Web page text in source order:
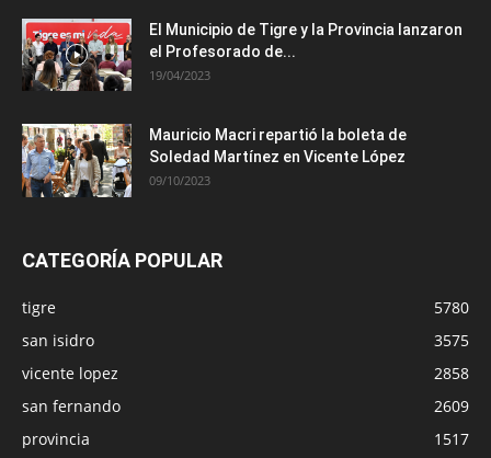
El Municipio de Tigre y la Provincia lanzaron
el Profesorado de...
19/04/2023
Mauricio Macri repartió la boleta de
Soledad Martínez en Vicente López
09/10/2023
CATEGORÍA POPULAR
tigre
5780
san isidro
3575
vicente lopez
2858
san fernando
2609
provincia
1517